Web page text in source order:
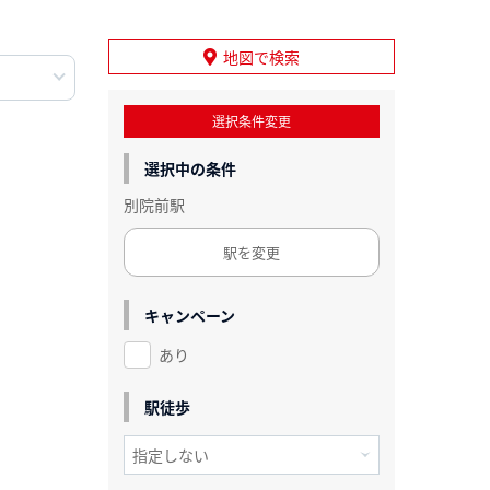
地図で検索
選択条件変更
選択中の条件
別院前駅
駅を変更
キャンペーン
あり
駅徒歩